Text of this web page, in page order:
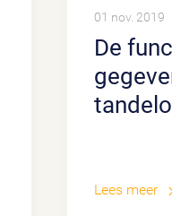
De functionaris
01 nov. 2019
Lees meer